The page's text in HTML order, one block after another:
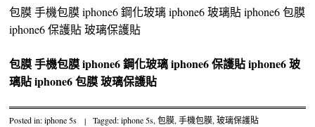
包膜 手機包膜 iphone6 鋼化玻璃 iphone6 玻璃貼 iphone6 包膜
iphone6 保護貼 玻璃保護貼
包膜手機包膜iphone6 鋼化玻璃iphone6 保護貼iphone6 玻
璃貼iphone6 包膜玻璃保護貼
Posted in:iphone 5s | Tagged:iphone 5s,包膜,手機包膜,玻璃保護貼